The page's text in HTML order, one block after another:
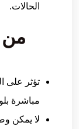
الحالات.
من
تؤثر على
مباشرة
لا يمكن